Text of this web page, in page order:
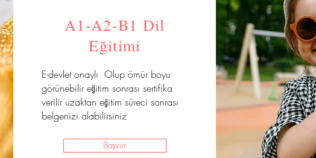
A1-A2-B1 Dil
Eğitimi
E-devlet onaylı Olup ömür boyu
görünebilir eğitim sonrası sertifika
verilir uzaktan eğitim süreci sonrası
belgenizi alabilirsiniz
Başvur